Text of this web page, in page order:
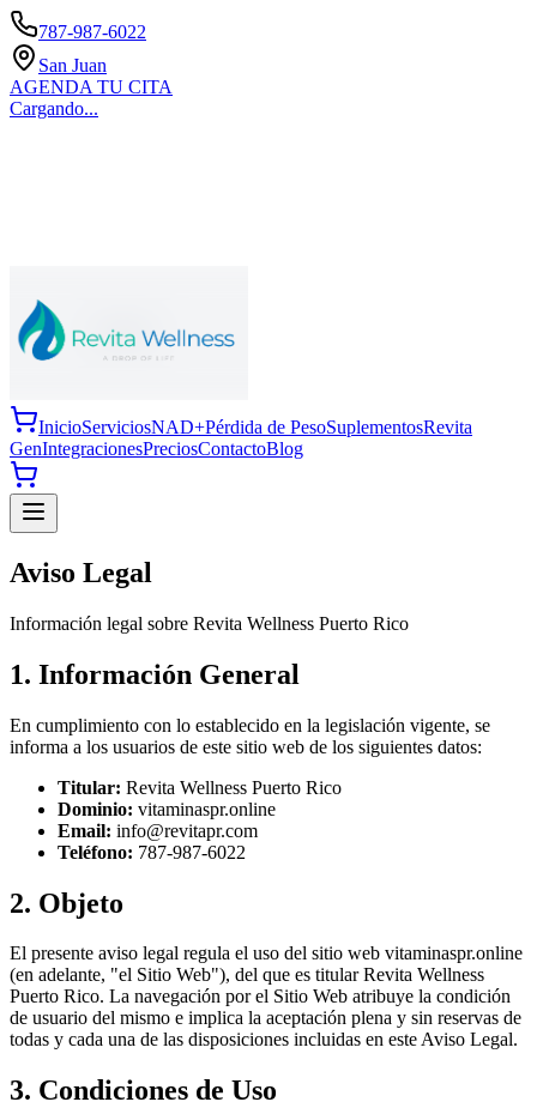
787-987-6022
San Juan
AGENDA TU CITA
Cargando...
InicioServiciosNAD+Pérdida de PesoSuplementosRevita
GenIntegracionesPreciosContactoBlog
Aviso Legal
Información legal sobre Revita Wellness Puerto Rico
1. Información General
En cumplimiento con lo establecido en la legislación vigente, se
informa a los usuarios de este sitio web de los siguientes datos:
Titular: Revita Wellness Puerto Rico
Dominio: vitaminaspr.online
Email: info@revitapr.com
Teléfono: 787-987-6022
2. Objeto
El presente aviso legal regula el uso del sitio web vitaminaspr.online
(en adelante, "el Sitio Web"), del que es titular Revita Wellness
Puerto Rico. La navegación por el Sitio Web atribuye la condición
de usuario del mismo e implica la aceptación plena y sin reservas de
todas y cada una de las disposiciones incluidas en este Aviso Legal.
3. Condiciones de Uso